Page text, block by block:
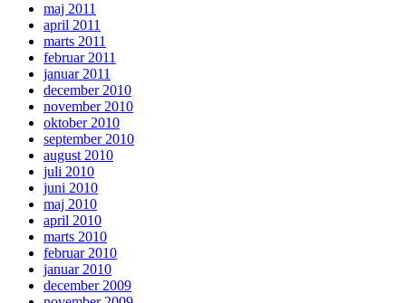
maj 2011
april 2011
marts 2011
februar 2011
januar 2011
december 2010
november 2010
oktober 2010
september 2010
august 2010
juli 2010
juni 2010
maj 2010
april 2010
marts 2010
februar 2010
januar 2010
december 2009